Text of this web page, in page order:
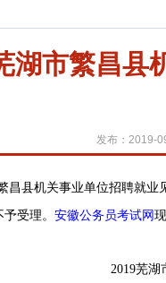
湖市繁昌县
发布：2019-
县机关事业单位招聘就业
受理。 安徽公务员考试网
2019芜湖市